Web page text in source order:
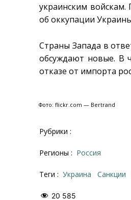
украинским
об оккупации
Страны Запада в
обсуждают новые. В
отказе от импорта
Фото: flickr.com — Bertrand
Рубрики :
Регионы : Россия
Теги : Украина санкции
20 585